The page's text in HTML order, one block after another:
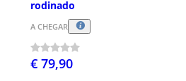
rodinado
A CHEGAR
€ 79,90